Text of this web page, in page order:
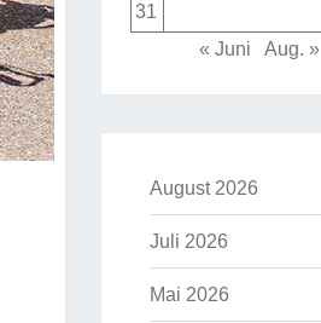
31
« Juni
Aug. »
August 2026
Juli 2026
Mai 2026